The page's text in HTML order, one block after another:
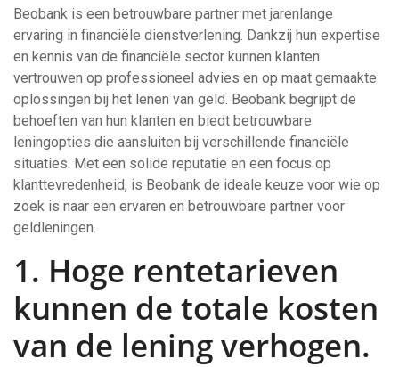
Beobank is een betrouwbare partner met jarenlange
ervaring in financiële dienstverlening. Dankzij hun expertise
en kennis van de financiële sector kunnen klanten
vertrouwen op professioneel advies en op maat gemaakte
oplossingen bij het lenen van geld. Beobank begrijpt de
behoeften van hun klanten en biedt betrouwbare
leningopties die aansluiten bij verschillende financiële
situaties. Met een solide reputatie en een focus op
klanttevredenheid, is Beobank de ideale keuze voor wie op
zoek is naar een ervaren en betrouwbare partner voor
geldleningen.
1. Hoge rentetarieven
kunnen de totale kosten
van de lening verhogen.